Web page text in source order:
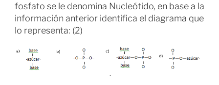
fosfato se le denomina Nucleótido, en base a la
información anterior identifica el diagrama que
lo representa: (2)